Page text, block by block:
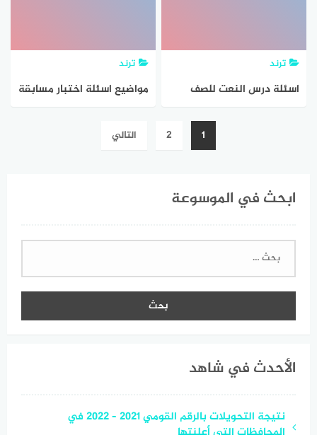
ترند
اسئلة درس النعت للصف
ترند
مواضيع اسئلة اختبار مسابقة
2018 PDF مع التصحيح
1
2 التالي
ابحث في الموسوعة
البحث
الأحدث في شاهد
نتيجة التحويلات بالرقم القومي 2021 – 2022 في